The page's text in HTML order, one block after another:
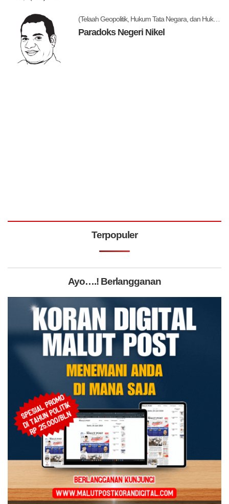
(Telaah Geopolitik, Hukum Tata Negara, dan Hukum Administrasi Negara)
Paradoks Negeri Nikel
Terpopuler
Ayo….! Berlangganan